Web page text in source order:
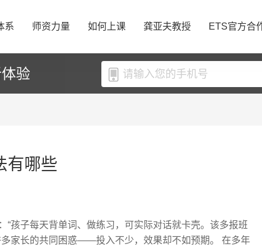
系 师资力量 如何上课 龚亚夫教授 ETS官方合
验
有哪些
“孩子每天背单词、做练习，可实际对话就卡壳。该多报班
多家长的共同困惑——投入不少，效果却不如预期。 在多年